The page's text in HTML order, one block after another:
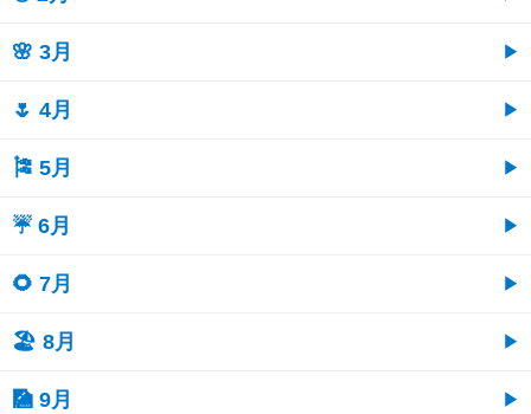
🌸 3月
🌷 4月
🎏 5月
☔ 6月
🌻 7月
🏖 8月
🎑 9月